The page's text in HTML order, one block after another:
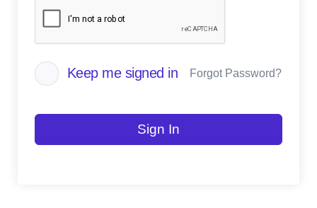
Keep me signed in Forgot Password?
Sign In